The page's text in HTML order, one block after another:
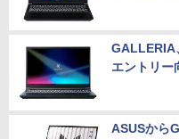
GALLERIA
エントリー
ASUSから